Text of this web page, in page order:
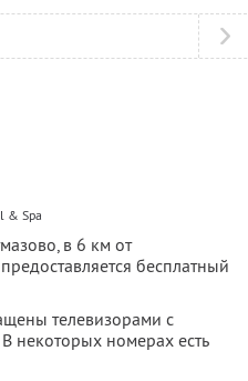
& Spa
в 6 км от
бесплатный
телевизорами с
некоторых номерах есть